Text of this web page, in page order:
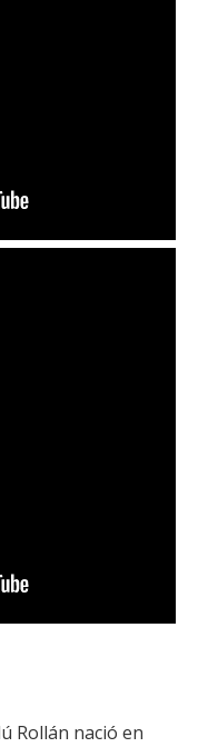
Rollán nació en